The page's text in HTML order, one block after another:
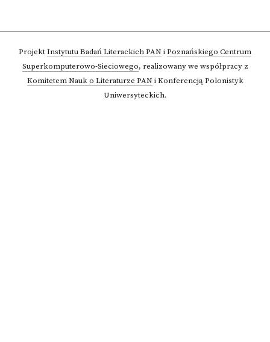
ProjektInstytutu Badań Literackich PAN iPoznańskiego Centrum
Superkomputerowo-Sieciowego, realizowany we współpracy z
Komitetem Nauk o Literaturze PAN i Konferencją Polonistyk
Uniwersyteckich.